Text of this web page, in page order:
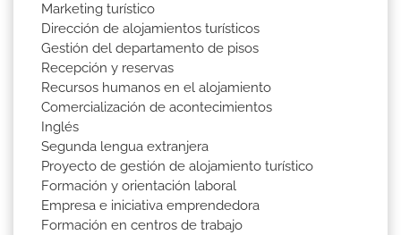
Marketing turístico
Dirección de alojamientos turísticos
Gestión del departamento de pisos
Recepción y reservas
Recursos humanos en el alojamiento
Comercialización de acontecimientos
Inglés
Segunda lengua extranjera
Proyecto de gestión de alojamiento turístico
Formación y orientación laboral
Empresa e iniciativa emprendedora
Formación en centros de trabajo